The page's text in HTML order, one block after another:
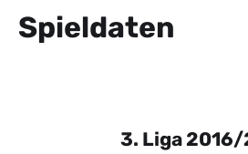
Spieldaten
3. Liga 2016/